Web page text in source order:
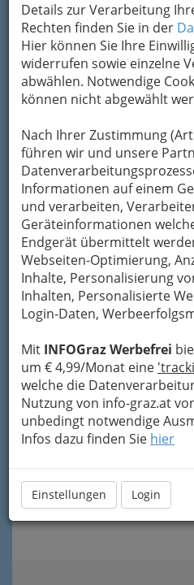
Details zur Verarbeitung
Rechten finden Sie in der
Hier können Sie Ihre
widerrufen sowie einzelne
abwählen. Notwendige
können nicht abgewählt
Nach Ihrer Zustimmung
führen wir und unsere
Informationen auf einem
und verarbeiten,
Geräteinformationen
Endgerät übermittelt
Webseiten-Optimierung,
Inhalte, Personalisierung
Inhalten, Personalisierte
Login-Daten,
Mit INFOGraz Werbefrei
um € 4,99/Monat eine
welche die
Nutzung von info-graz.at
unbedingt notwendige
Infos dazu finden Sie hier
Einstellungen Login
als Steckkamm fürs Haar;
meterlange Schleppe.
Braut-Accessoires
Persönlichkeit.
Wie wäre es mit einer
Auch wenn’s mal stressig
Behandlung von Kopf bis
Organisations-Chaos ganz
Hier gibt’s die
Rund-um-gepflegte
Braut.